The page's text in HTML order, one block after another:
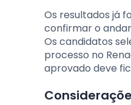
Os resultados já
confirmar o
Os candidatos
processo no
aprovado deve